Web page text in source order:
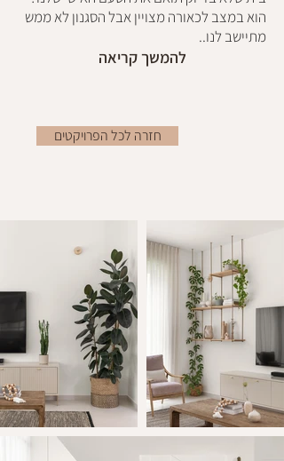
הוא במצב לכאורה מצויין אבל הסגנון לא ממש
מתיישב לנו..
להמשך קריאה
חזרה לכל הפרויקטים